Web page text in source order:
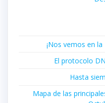
¡Nos vemos en
El protocolo
Hasta
Mapa de las